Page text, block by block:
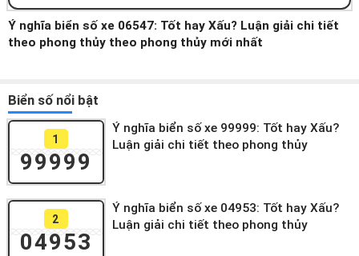
Ý nghĩa biển số xe 06547: Tốt hay Xấu? Luận giải chi tiết
theo phong thủy theo phong thủy mới nhất
Biển số nổi bật
1
99999
Ý nghĩa biển số xe 99999: Tốt hay Xấu?
Luận giải chi tiết theo phong thủy
2
04953
Ý nghĩa biển số xe 04953: Tốt hay Xấu?
Luận giải chi tiết theo phong thủy